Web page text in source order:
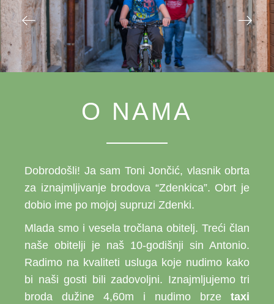
O NAMA
Dobrodošli! Ja sam Toni Jončić, vlasnik obrta
za iznajmljivanje brodova “Zdenkica”. Obrt je
dobio ime po mojoj supruzi Zdenki.
Mlada smo i vesela tročlana obitelj. Treći član
naše obitelji je naš 10-godišnji sin Antonio.
Radimo na kvaliteti usluga koje nudimo kako
bi naši gosti bili zadovoljni. Iznajmljujemo tri
broda dužine 4,60m i nudimo brze taxi